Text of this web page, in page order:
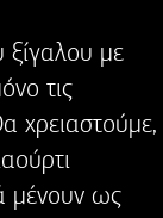
ξίγαλου με
τις
χρειαστούμε,
μένουν ως